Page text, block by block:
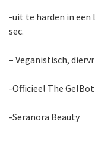
-uit te harden in een
sec.
– Veganistisch,
-Officieel The
-Seranora Beauty